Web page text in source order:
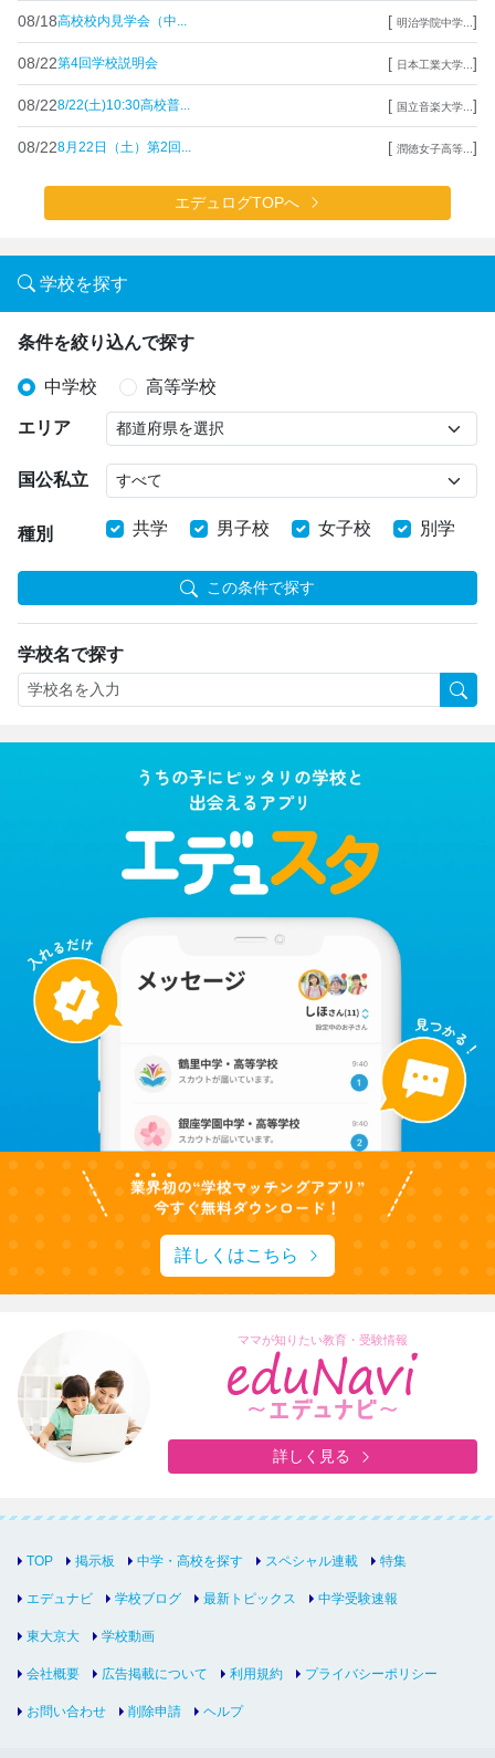
08/18高校校内見学会（中... [ 明治学院中学... ]
08/22第4回学校説明会 [ 日本工業大学... ]
08/228/22(土)10:30高校普... [ 国立音楽大学... ]
08/228月22日（土）第2回... [ 潤徳女子高等... ]
エデュログTOPへ
学校を探す
条件を絞り込んで探す
中学校 高等学校
エリア
国公私立
種別 共学 男子校 女子校 別学
この条件で探す
学校名で探す
詳しくはこちら
ママが知りたい教育・受験情報
詳しく見る
TOP 掲示板 中学・高校を探す スペシャル連載 特集
エデュナビ 学校ブログ 最新トピックス 中学受験速報
東大京大 学校動画
会社概要 広告掲載について 利用規約 プライバシーポリシー
お問い合わせ 削除申請 ヘルプ